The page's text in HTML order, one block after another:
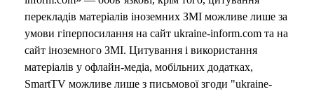
перекладів матеріалів іноземних ЗМІ можливе лише за
умови гіперпосилання на сайт ukraine-inform.com та на
сайт іноземного ЗМІ. Цитування і використання
матеріалів у офлайн-медіа, мобільних додатках,
SmartTV можливе лише з письмової згоди "ukraine-